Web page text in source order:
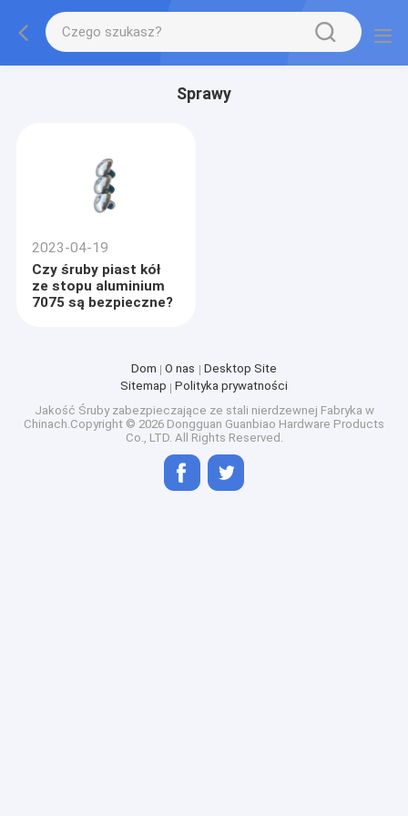
Sprawy
2023-04-19
Czy śruby piast kół
ze stopu aluminium
7075 są bezpieczne?
Dom O nas
Desktop Site
Sitemap
Polityka prywatności
Jakość Śruby zabezpieczające ze stali nierdzewnej Fabryka w
Chinach.Copyright © 2026 Dongguan Guanbiao Hardware Products
Co., LTD. All Rights Reserved.